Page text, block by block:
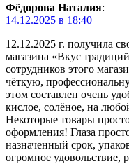
Фёдорова Наталия:
14.12.2025 в 18:40
12.12.2025 г. получила
магазина «Вкус
сотрудников этого
чёткую,
этом составлен очень
кислое, солёное, на
Некоторые товары
оформления! Глаза
назначенный срок,
огромное удовольствие,